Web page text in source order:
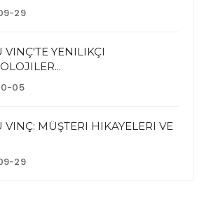
29
VINÇ'TE YENILIKÇI
05
VINÇ: MÜŞTERI HIKAYELERI VE
29